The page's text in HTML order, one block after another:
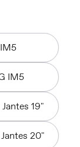
IM5
19"
20"